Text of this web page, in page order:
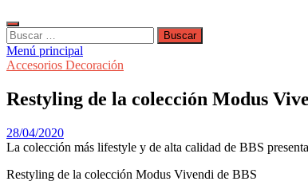
Buscar:
Menú principal
Accesorios Decoración
Restyling de la colección Modus
28/04/2020
La colección más lifestyle y de alta calidad de BBS
Restyling de la colección Modus Vivendi de BBS